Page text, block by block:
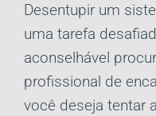
Desentupir um
uma tarefa
aconselhável
profissional de
você deseja tentar